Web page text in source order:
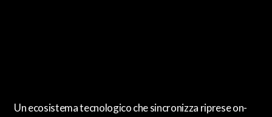
Un ecosistema tecnologico che sincronizza riprese on-